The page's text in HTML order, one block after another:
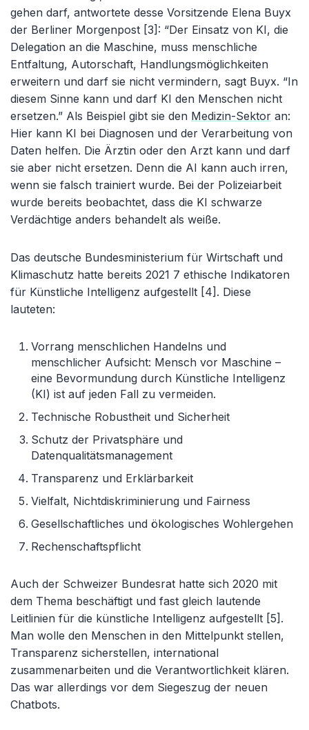
gehen darf, antwortete desse Vorsitzende Elena Buyx
der Berliner Morgenpost [3]: “Der Einsatz von KI, die
Delegation an die Maschine, muss menschliche
Entfaltung, Autorschaft, Handlungsmöglichkeiten
erweitern und darf sie nicht vermindern, sagt Buyx. “In
diesem Sinne kann und darf KI den Menschen nicht
ersetzen.” Als Beispiel gibt sie den Medizin-Sektor an:
Hier kann KI bei Diagnosen und der Verarbeitung von
Daten helfen. Die Ärztin oder den Arzt kann und darf
sie aber nicht ersetzen. Denn die AI kann auch irren,
wenn sie falsch trainiert wurde. Bei der Polizeiarbeit
wurde bereits beobachtet, dass die KI schwarze
Verdächtige anders behandelt als weiße.
Das deutsche Bundesministerium für Wirtschaft und
Klimaschutz hatte bereits 2021 7 ethische Indikatoren
für Künstliche Intelligenz aufgestellt [4]. Diese
lauteten:
Vorrang menschlichen Handelns und
menschlicher Aufsicht: Mensch vor Maschine –
eine Bevormundung durch Künstliche Intelligenz
(KI) ist auf jeden Fall zu vermeiden.
Technische Robustheit und Sicherheit
Schutz der Privatsphäre und
Datenqualitätsmanagement
Transparenz und Erklärbarkeit
Vielfalt, Nichtdiskriminierung und Fairness
Gesellschaftliches und ökologisches Wohlergehen
Rechenschaftspflicht
Auch der Schweizer Bundesrat hatte sich 2020 mit
dem Thema beschäftigt und fast gleich lautende
Leitlinien für die künstliche Intelligenz aufgestellt [5].
Man wolle den Menschen in den Mittelpunkt stellen,
Transparenz sicherstellen, international
zusammenarbeiten und die Verantwortlichkeit klären.
Das war allerdings vor dem Siegeszug der neuen
Chatbots.